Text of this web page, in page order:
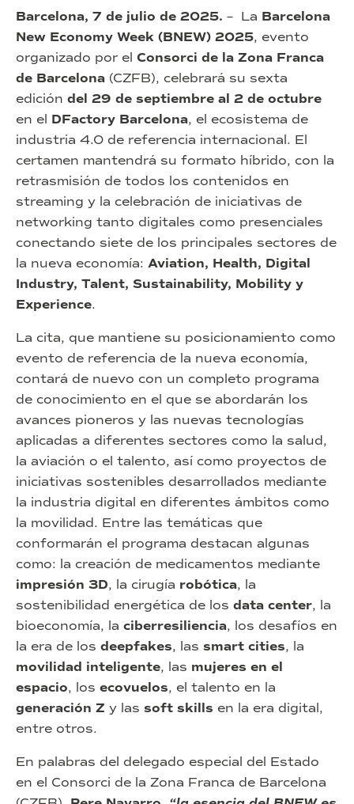
Barcelona, 7 de julio de 2025. – La Barcelona
New Economy Week (BNEW) 2025, evento
organizado por el Consorci de la Zona Franca
de Barcelona (CZFB), celebrará su sexta
edición del 29 de septiembre al 2 de octubre
en el DFactory Barcelona, el ecosistema de
industria 4.0 de referencia internacional. El
certamen mantendrá su formato híbrido, con la
retrasmisión de todos los contenidos en
streaming y la celebración de iniciativas de
networking tanto digitales como presenciales
conectando siete de los principales sectores de
la nueva economía: Aviation, Health, Digital
Industry, Talent, Sustainability, Mobility y
Experience.
La cita, que mantiene su posicionamiento como
evento de referencia de la nueva economía,
contará de nuevo con un completo programa
de conocimiento en el que se abordarán los
avances pioneros y las nuevas tecnologías
aplicadas a diferentes sectores como la salud,
la aviación o el talento, así como proyectos de
iniciativas sostenibles desarrollados mediante
la industria digital en diferentes ámbitos como
la movilidad. Entre las temáticas que
conformarán el programa destacan algunas
como: la creación de medicamentos mediante
impresión 3D, la cirugía robótica, la
sostenibilidad energética de los data center, la
bioeconomía, la ciberresiliencia, los desafíos en
la era de los deepfakes, las smart cities, la
movilidad inteligente, las mujeres en el
espacio, los ecovuelos, el talento en la
generación Z y las soft skills en la era digital,
entre otros.
En palabras del delegado especial del Estado
en el Consorci de la Zona Franca de Barcelona